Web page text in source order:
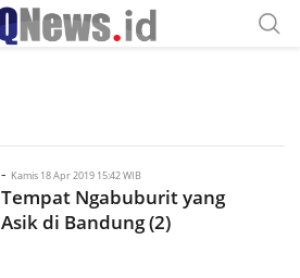
- Kamis 18 Apr 2019 15:42 WIB
Tempat Ngabuburit yang
Asik di Bandung (2)